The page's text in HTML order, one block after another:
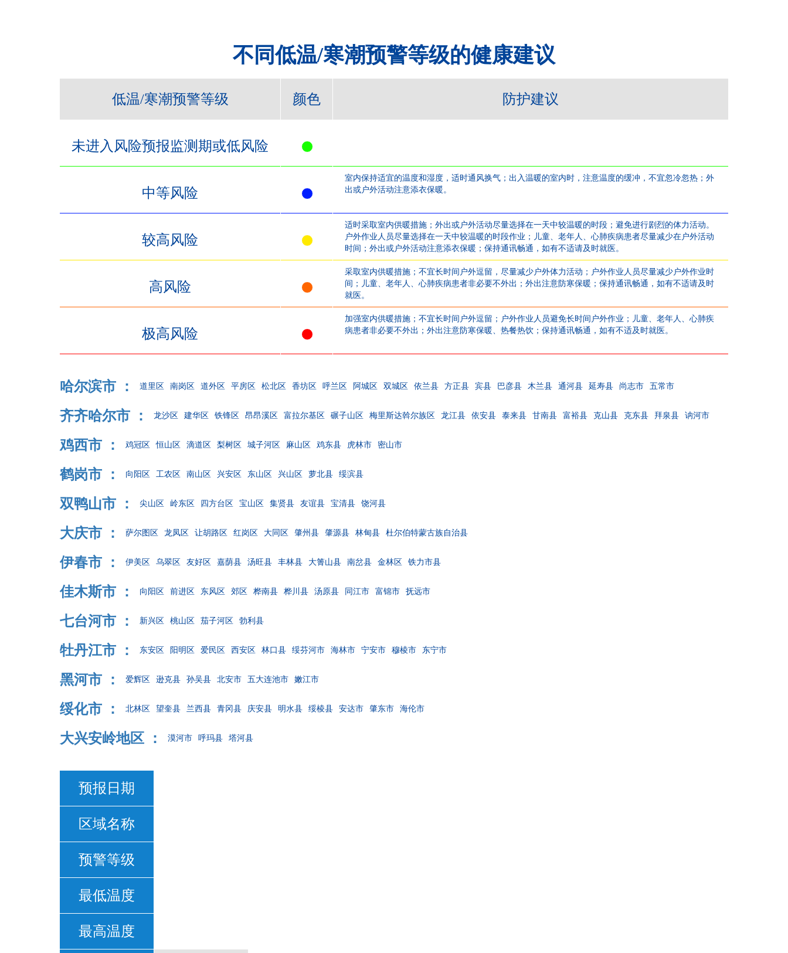
不同低温/寒潮预警等级的健康建议
低温/寒潮预警等级
未进入风险预报监测期或低风险
中等风险
较高风险
高风险
极高风险
颜色 防护建议
室内保持适宜的温度和湿度，适时通风换气；出入温暖的室内时，注意温度的缓冲，不宜忽冷忽热；外
出或户外活动注意添衣保暖。
适时采取室内供暖措施；外出或户外活动尽量选择在一天中较温暖的时段；避免进行剧烈的体力活动。
户外作业人员尽量选择在一天中较温暖的时段作业；儿童、老年人、心肺疾病患者尽量减少在户外活动
时间；外出或户外活动注意添衣保暖；保持通讯畅通，如有不适请及时就医。
采取室内供暖措施；不宜长时间户外逗留，尽量减少户外体力活动；户外作业人员尽量减少户外作业时
间；儿童、老年人、心肺疾病患者非必要不外出；外出注意防寒保暖；保持通讯畅通，如有不适请及时
就医。
加强室内供暖措施；不宜长时间户外逗留；户外作业人员避免长时间户外作业；儿童、老年人、心肺疾
病患者非必要不外出；外出注意防寒保暖、热餐热饮；保持通讯畅通，如有不适及时就医。
哈尔滨市 ： 道里区 南岗区 道外区 平房区 松北区 香坊区 呼兰区 阿城区 双城区 依兰县 方正县 宾县 巴彦县 木兰县 通河县 延寿县 尚志市 五常市
齐齐哈尔市 ： 龙沙区 建华区 铁锋区 昂昂溪区 富拉尔基区 碾子山区 梅里斯达斡尔族区 龙江县 依安县 泰来县 甘南县 富裕县 克山县 克东县 拜泉县 讷河市
鸡西市 ： 鸡冠区 恒山区 滴道区 梨树区 城子河区 麻山区 鸡东县 虎林市 密山市
鹤岗市 ： 向阳区 工农区 南山区 兴安区 东山区 兴山区 萝北县 绥滨县
双鸭山市 ： 尖山区 岭东区 四方台区 宝山区 集贤县 友谊县 宝清县 饶河县
大庆市 ： 萨尔图区 龙凤区 让胡路区 红岗区 大同区 肇州县 肇源县 林甸县 杜尔伯特蒙古族自治县
伊春市 ： 伊美区 乌翠区 友好区 嘉荫县 汤旺县 丰林县 大箐山县 南岔县 金林区 铁力市县
佳木斯市 ： 向阳区 前进区 东风区 郊区 桦南县 桦川县 汤原县 同江市 富锦市 抚远市
七台河市 ： 新兴区 桃山区 茄子河区 勃利县
牡丹江市 ： 东安区 阳明区 爱民区 西安区 林口县 绥芬河市 海林市 宁安市 穆棱市 东宁市
黑河市 ： 爱辉区 逊克县 孙吴县 北安市 五大连池市 嫩江市
绥化市 ： 北林区 望奎县 兰西县 青冈县 庆安县 明水县 绥棱县 安达市 肇东市 海伦市
大兴安岭地区 ： 漠河市 呼玛县 塔河县
预报日期
区域名称
预警等级
最低温度
最高温度